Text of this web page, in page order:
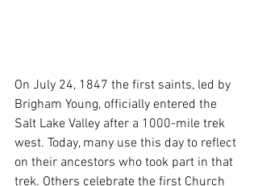
On July 24, 1847 the first saints, led by
Brigham Young, officially entered the
Salt Lake Valley after a 1000-mile trek
west. Today, many use this day to reflect
on their ancestors who took part in that
trek. Others celebrate the first Church